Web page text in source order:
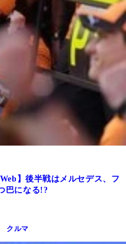
】後半戦はメルセデス、フ
巴になる!?
クルマ